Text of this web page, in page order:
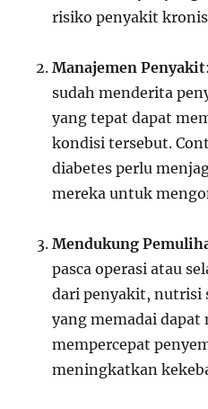
risiko penyakit
Manajemen Penyakit
sudah menderita
yang tepat dapat
kondisi tersebut.
diabetes perlu
mereka untuk
Mendukung
pasca operasi atau
dari penyakit, nutrisi
yang memadai dapat
mempercepat
meningkatkan